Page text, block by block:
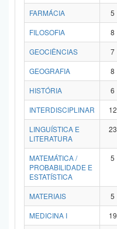
FARMÁCIA
5
FILOSOFIA
8
GEOCIÊNCIAS
7
GEOGRAFIA
8
HISTÓRIA
6
INTERDISCIPLINAR
12
LINGUÍSTICA E
LITERATURA
23
MATEMÁTICA /
PROBABILIDADE E
ESTATÍSTICA
5
MATERIAIS 5
MEDICINA I
19